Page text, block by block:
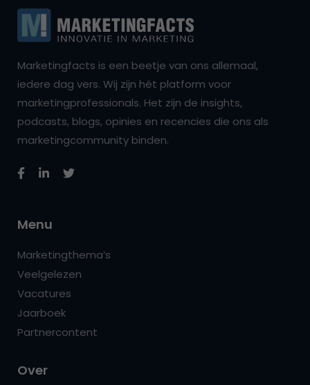
Marketingfacts is een beetje van ons allemaal,
iedere dag vers. Wij zijn hét platform voor
marketingprofessionals. Het zijn de insights,
podcasts, blogs, opinies en recencies die ons als
marketingcommunity binden.
Menu
Marketingthema’s
Veelgelezen
Vacatures
Jaarboek
Partnercontent
Over